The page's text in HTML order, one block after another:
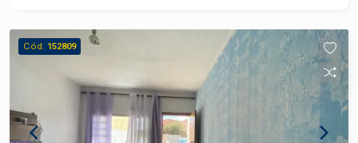
frente - Área Construída: 0,00 m² (perfeito para
você planejar a construção do seu lar) - Área Útil:
0,00 m² (espaço total disponível para construção)
Localização: O terreno está situado em um
condomínio tranquilo, com acesso facilitado e
infraestrutura completa. O bairro Água Seca é
Cód. 152809